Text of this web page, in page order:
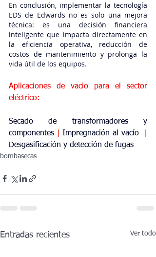
En conclusión, implementar la tecnología
EDS de Edwards no es solo una mejora
técnica: es una decisión financiera
inteligente que impacta directamente en
la eficiencia operativa, reducción de
costos de mantenimiento y prolonga la
vida útil de los equipos.
Aplicaciones de vacio para el sector
eléctrico:
Secado de transformadores y
componentes
Impregnación al vacío
Desgasificación y detección de fugas
bombasecas
Entradas recientes Ver todo